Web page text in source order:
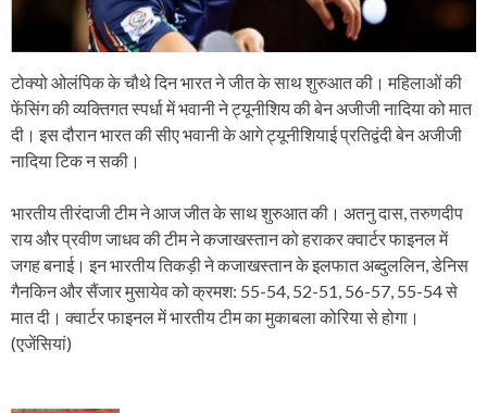
टोक्यो ओलंपिक के चौथे दिन भारत ने जीत के साथ शुरुआत की। महिलाओं की
फेंसिंग की व्यक्तिगत स्पर्धा में भवानी ने ट्यूनीशिय की बेन अजीजी नादिया को मात
दी। इस दौरान भारत की सीए भवानी के आगे ट्यूनीशियाई प्रतिद्वंदी बेन अजीजी
नादिया टिक न सकी।
भारतीय तीरंदाजी टीम ने आज जीत के साथ शुरुआत की। अतनु दास, तरुणदीप
राय और प्रवीण जाधव की टीम ने कजाखस्तान को हराकर क्वार्टर फाइनल में
जगह बनाई। इन भारतीय तिकड़ी ने कजाखस्तान के इलफात अब्दुललिन, डेनिस
गैनकिन और सैंजार मुसायेव को क्रमश: 55-54, 52-51, 56-57, 55-54 से
मात दी। क्वार्टर फाइनल में भारतीय टीम का मुकाबला कोरिया से होगा।
(एजेंसियां)